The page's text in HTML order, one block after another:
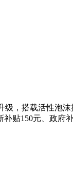
级，搭载活性泡
贴150元、政府